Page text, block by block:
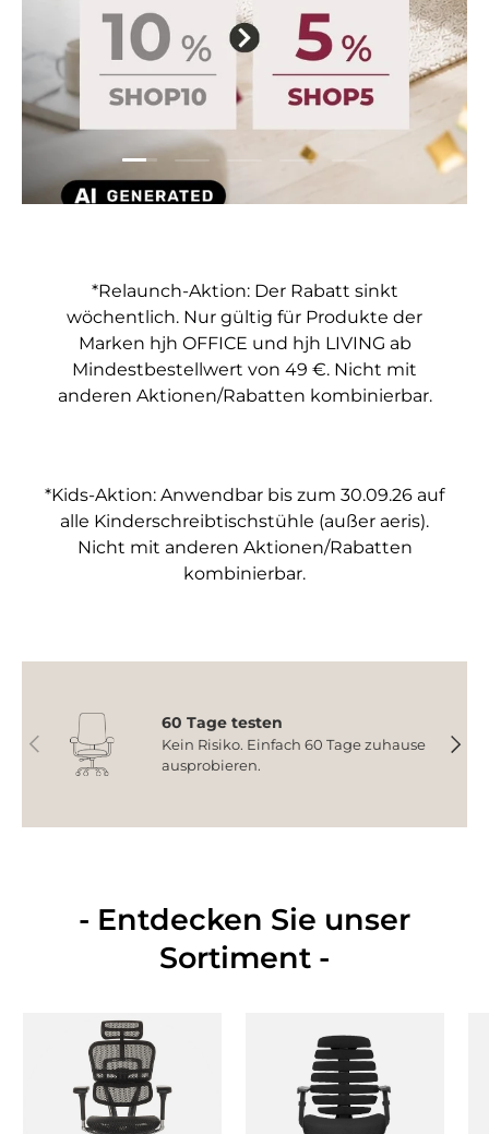
Folie laden 1 von 5
Folie laden 2 von 5
Folie laden 3 von 5
Folie laden 4 von 5
Folie laden 5
*Relaunch-Aktion: Der Rabatt sinkt
wöchentlich. Nur gültig für Produkte der
Marken hjh OFFICE und hjh LIVING ab
Mindestbestellwert von 49 €. Nicht mit
anderen Aktionen/Rabatten kombinierbar.
*Kids-Aktion: Anwendbar bis zum 30.09.26 auf
alle Kinderschreibtischstühle (außer aeris).
Nicht mit anderen Aktionen/Rabatten
kombinierbar.
Vorherige
60 Tage testen
Kein Risiko. Einfach 60 Tage zuhause
ausprobieren.
- Entdecken Sie unser
Sortiment -